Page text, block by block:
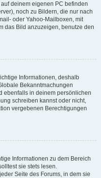
deinem eigenen PC befinden
noch zu Bildern, die nur nach
oder Yahoo-Mailboxen, mit
das Bild anzuzeigen, benutze den
Informationen, deshalb
Bekanntmachungen
ebenfalls in deinem persönlichen
schreiben kannst oder nicht,
vergebenen Berechtigungen
Informationen zu dem Bereich
sie stets lesen.
Seite des Forums, in dem sie